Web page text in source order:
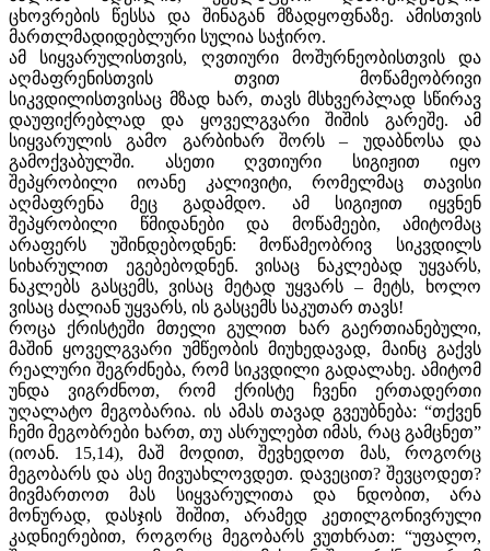
ცხოვრების წესსა და შინაგან მზადყოფნაზე. ამისთვის
მართლმადიდებლური სულია საჭირო.
ამ სიყვარულისთვის, ღვთიური მოშურნეობისთვის და
აღმაფრენისთვის თვით მოწამეობრივი
სიკვდილისთვისაც მზად ხარ, თავს მსხვერპლად სწირავ
დაუფიქრებლად და ყოველგვარი შიშის გარეშე. ამ
სიყვარულის გამო გარბიხარ შორს – უდაბნოსა და
გამოქვაბულში. ასეთი ღვთიური სიგიჟით იყო
შეპყრობილი იოანე კალივიტი, რომელმაც თავისი
აღმაფრენა მეც გადამდო. ამ სიგიჟით იყვნენ
შეპყრობილი წმიდანები და მოწამეები, ამიტომაც
არაფერს უშინდებოდნენ: მოწამეობრივ სიკვდილს
სიხარულით ეგებებოდნენ. ვისაც ნაკლებად უყვარს,
ნაკლებს გასცემს, ვისაც მეტად უყვარს – მეტს, ხოლო
ვისაც ძალიან უყვარს, ის გასცემს საკუთარ თავს!
როცა ქრისტეში მთელი გულით ხარ გაერთიანებული,
მაშინ ყოველგვარი უმწეობის მიუხედავად, მაინც გაქვს
რეალური შეგრძნება, რომ სიკვდილი გადალახე. ამიტომ
უნდა ვიგრძნოთ, რომ ქრისტე ჩვენი ერთადერთი
უღალატო მეგობარია. ის ამას თავად გვეუბნება: “თქვენ
ჩემი მეგობრები ხართ, თუ ასრულებთ იმას, რაც გამცნეთ”
(იოან. 15,14), მაშ მოდით, შევხედოთ მას, როგორც
მეგობარს და ასე მივუახლოვდეთ. დავეცით? შევცოდეთ?
მივმართოთ მას სიყვარულითა და ნდობით, არა
მონურად, დასჯის შიშით, არამედ კეთილგონივრული
კადნიერებით, როგორც მეგობარს ვუთხრათ: “უფალო,